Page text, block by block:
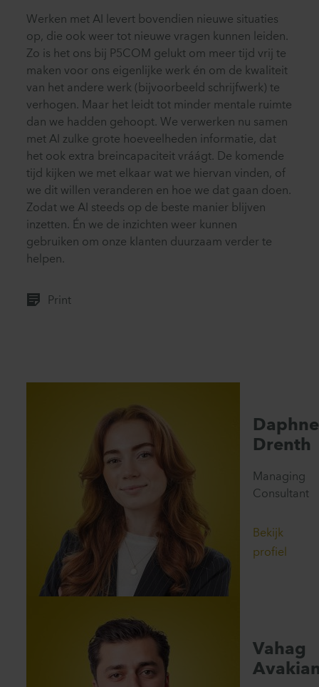
Werken met AI levert bovendien nieuwe situaties
op, die ook weer tot nieuwe vragen kunnen leiden.
Zo is het ons bij P5COM gelukt om meer tijd vrij te
maken voor ons eigenlijke werk én om de kwaliteit
van het andere werk (bijvoorbeeld schrijfwerk) te
verhogen. Maar het leidt tot minder mentale ruimte
dan we hadden gehoopt. We verwerken nu samen
met AI zulke grote hoeveelheden informatie, dat
het ook extra breincapaciteit vráágt. De komende
tijd kijken we met elkaar wat we hiervan vinden, of
we dit willen veranderen en hoe we dat gaan doen.
Zodat we AI steeds op de beste manier blijven
inzetten. Én we de inzichten weer kunnen
gebruiken om onze klanten duurzaam verder te
helpen.
Print
Daphne
Drenth
Managing
Consultant
Bekijk
profiel
Vahag